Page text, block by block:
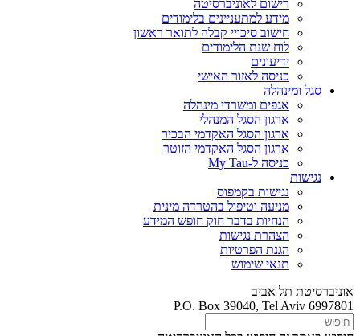
רישום לאוניברסיטה
מידע למתעניינים בלימודים
חישוב סיכויי קבלה לתואר ראשון
לוח שנת הלימודים
ידיעונים
כניסה לאזור האישי
סגל ומינהלה
אגפים ומשרדי מינהלה
ארגון הסגל המנהלי
ארגון הסגל האקדמי הבכיר
ארגון הסגל האקדמי הזוטר
כניסה ל-My Tau
נגישות
נגישות בקמפוס
מניעה וטיפול בהטרדה מינית
הנחיות בדבר חוק חופש המידע
הצהרת נגישות
הגנת הפרטיות
תנאי שימוש
אוניברסיטת תל אביב
P.O. Box 39040, Tel Aviv 6997801